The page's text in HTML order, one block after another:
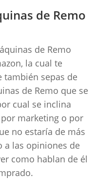
de Remo
de Remo
la cual te
también sepas de
de Remo que se
cual se inclina
marketing o por
no estaría de más
a las opiniones de
como hablan de él